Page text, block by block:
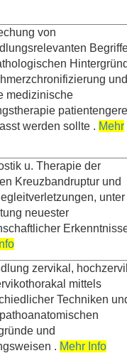
von
und
medizinische
werden sollte . Mehr
u. Therapie der
Kreuzbandruptur und
unter
neuester
zervikal,
mittels
Techniken
und
. Mehr Info